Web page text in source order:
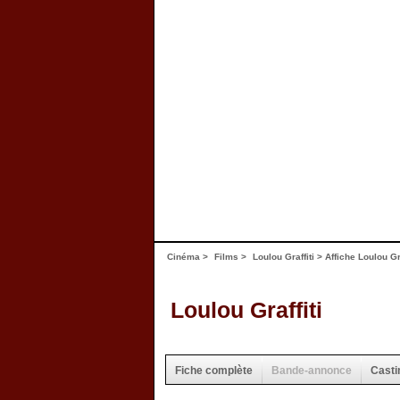
Cinéma > Films > Loulou Graffiti > Affiche Loulou
Loulou Graffiti
Fiche complète Bande-annonce